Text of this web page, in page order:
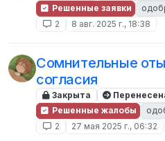
Решенные заявки
2
8 авг. 2025 г., 18:38
Сомнительные
согласия
Закрыта
Решенные жалобы
2
27 мая 2025 г., 06:32